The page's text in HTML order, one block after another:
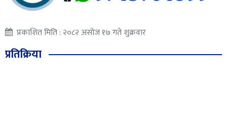
प्रकाशित मिति : २०८२ असोज १७ गते शुक्रवार
प्रतिक्रिया